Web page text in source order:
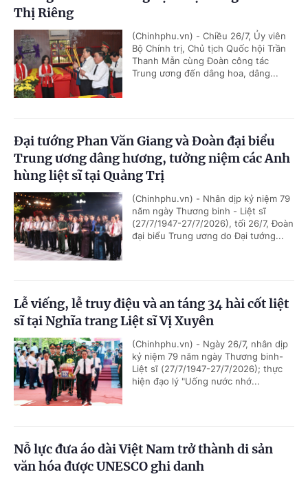
Thị Riêng
(Chinhphu.vn) - Chiều 26/7, Ủy viên
Bộ Chính trị, Chủ tịch Quốc hội Trần
Thanh Mẫn cùng Đoàn công tác
Trung ương đến dâng hoa, dâng...
Đại tướng Phan Văn Giang và Đoàn đại biểu
Trung ương dâng hương, tưởng niệm các Anh
hùng liệt sĩ tại Quảng Trị
(Chinhphu.vn) - Nhân dịp kỷ niệm 79
năm ngày Thương binh - Liệt sĩ
(27/7/1947-27/7/2026), tối 26/7, Đoàn
đại biểu Trung ương do Đại tướng...
Lễ viếng, lễ truy điệu và an táng 34 hài cốt liệt
sĩ tại Nghĩa trang Liệt sĩ Vị Xuyên
(Chinhphu.vn) - Ngày 26/7, nhân dịp
kỷ niệm 79 năm ngày Thương binh-
Liệt sĩ (27/7/1947-27/7/2026); thực
hiện đạo lý "Uống nước nhớ...
Nỗ lực đưa áo dài Việt Nam trở thành di sản
văn hóa được UNESCO ghi danh